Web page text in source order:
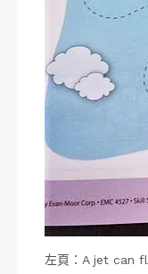
左頁：A jet can